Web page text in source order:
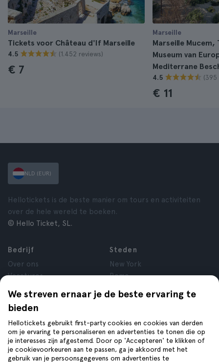
Marseille
Tickets voor Château d'If Marseille
4.5 (1.452 reviews)
€ 7
Marseille
Marseille
Museum van
Mediterrane
4.5 (395
€ 11
We streven ernaar je de beste ervaring te
bieden
Hellotickets gebruikt first-party cookies en cookies van derden
om je ervaring te personaliseren en advertenties te tonen die op
je interesses zijn afgestemd. Door op 'Accepteren' te klikken of
je cookievoorkeuren aan te passen, ga je akkoord met het
gebruik van je persoonsgegevens om advertenties te
NLD (EUR)
Hellotickets is de beste manier om tours en activiteiten
over de hele wereld te boeken.
© Hello Ticket, SL.
Bedrijf
Over ons
Vacatures
Reviews
Privacy
Voorwaarden
Juridische kennisgeving
Cookies
Steden
New York
Rome
Londen
Krakau
Tenerife